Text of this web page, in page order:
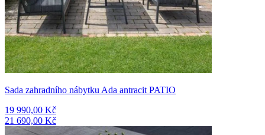
Sada zahradního nábytku Ada antracit PATIO
19 990,00 Kč
21 690,00 Kč